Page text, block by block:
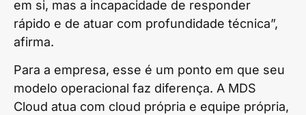
em si, mas a incapacidade de responder
rápido e de atuar com profundidade técnica”,
afirma.
Para a empresa, esse é um ponto em que seu
modelo operacional faz diferença. A MDS
Cloud atua com cloud própria e equipe própria,